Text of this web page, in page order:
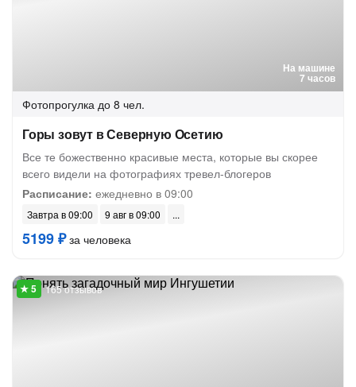
На машине
7 часов
Фотопрогулка до 8 чел.
Горы зовут в Северную Осетию
Все те божественно красивые места, которые вы скорее
всего видели на фотографиях тревел-блогеров
Расписание: ежедневно в 09:00
Завтра в 09:00 9 авг в 09:00
5199 ₽за человека
165 отзывов